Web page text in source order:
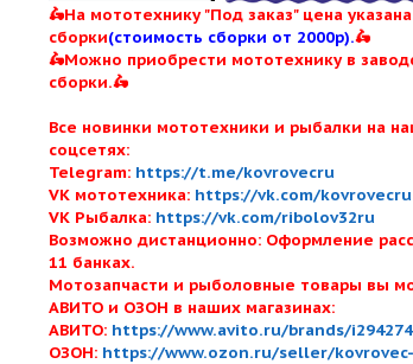
🛵На мототехнику "Под заказ" цена
сборки(стоимость сборки от 2000р).🛵
🛵Можно приобрести мототехнику в
сборки.🛵
Все новинки мототехники и рыбалки на
соцсетях:
Telegram: https://t.me/kovrovecru
VK мототехника: https://vk.com/kovrovecru
VK Рыбалка: https://vk.com/ribolov32ru
Возможно дистанционно: Оформление
11 банках.
Мотозапчасти и рыболовные товары вы
АВИТО и ОЗОН в наших магазинах:
АВИТО: https://www.avito.ru/brands/
ОЗОН: https://www.ozon.ru/seller/